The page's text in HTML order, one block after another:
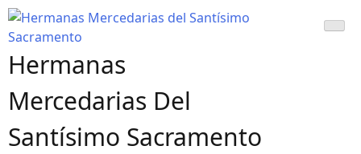
Hermanas
Mercedarias Del
Santísimo Sacramento